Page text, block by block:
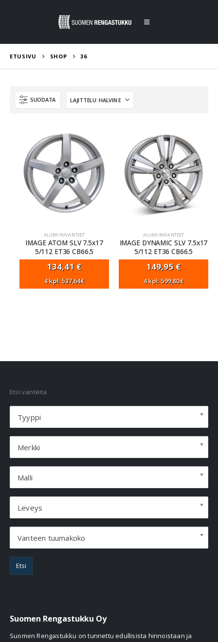
ETUSIVU SHOP 36
SUODATA
ALUMIINIVANTEET
IMAGE ATOM SLV 7.5x17
5/112 ET36 CB66.5
134,41 €
4 kpl: 537,64€
ALUMIINIVANTEET
IMAGE DYNAMIC SLV 7.5x17
5/112 ET36 CB66.5
149,95 €
4 kpl: 599,80€
Etsi vanteita
Tyyppi
Merkki
Malli
Leveys
Vanteen tuumakoko
Etsi
Suomen Rengastukku Oy
Suomen Rengastukku on tunnettu edullisista hinnoistaan ja